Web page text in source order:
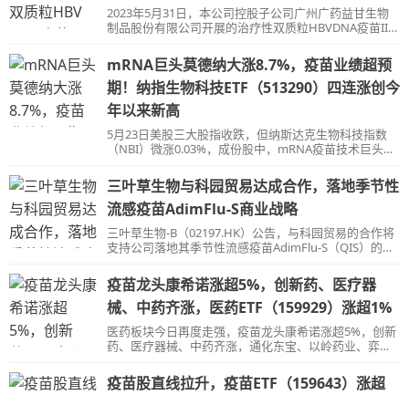
2023年5月31日，本公司控股子公司广州广药益甘生物
制品股份有限公司开展的治疗性双质粒HBVDNA疫苗IIc
HBVDNA疫苗IIc期临床研究报告》。
mRNA巨头莫德纳大涨8.7%，疫苗业绩超预
期！纳指生物科技ETF（513290）四连涨创今
年以来新高
5月23日美股三大股指收跌，但纳斯达克生物科技指数
（NBI）微涨0.03%，成份股中，mRNA疫苗技术巨头莫
三叶草生物与科园贸易达成合作，落地季节性
流感疫苗AdimFlu-S商业战略
三叶草生物-B（02197.HK）公告，与科园贸易的合作将
支持公司落地其季节性流感疫苗AdimFlu-S（QIS）的商
疫苗龙头康希诺涨超5%，创新药、医疗器
械、中药齐涨，医药ETF（159929）涨超1%
医药板块今日再度走强，疫苗龙头康希诺涨超5%，创新
药、医疗器械、中药齐涨，通化东宝、以岭药业、弈瑞
疫苗股直线拉升，疫苗ETF（159643）涨超